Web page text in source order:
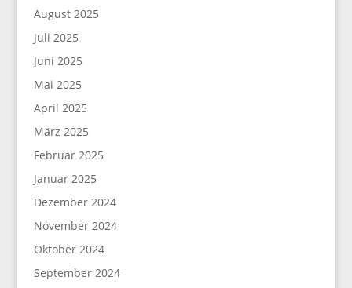
August 2025
Juli 2025
Juni 2025
Mai 2025
April 2025
März 2025
Februar 2025
Januar 2025
Dezember 2024
November 2024
Oktober 2024
September 2024